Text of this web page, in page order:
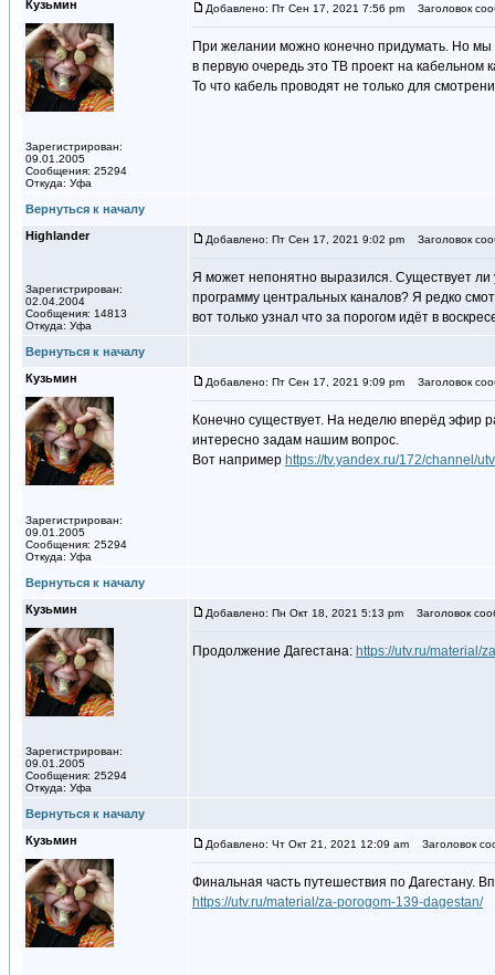
Кузьмин
Зарегистрирован:
09.01.2005
Сообщения: 25294
Откуда: Уфа
Добавлено: Пт Сен 17, 2021 7:56 pm Заголовок
При желании можно конечно придумать. Но мы
в первую очередь это ТВ проект на кабельном
То что кабель проводят не только для
Вернуться к началу
Highlander
Зарегистрирован:
02.04.2004
Сообщения: 14813
Откуда: Уфа
Добавлено: Пт Сен 17, 2021 9:02 pm Заголовок
Я может непонятно выразился. Существует ли
программу центральных каналов? Я редко
вот только узнал что за порогом идёт в
Вернуться к началу
Кузьмин
Зарегистрирован:
09.01.2005
Сообщения: 25294
Откуда: Уфа
Добавлено: Пт Сен 17, 2021 9:09 pm Заголовок
Конечно существует. На неделю вперёд эфир
интересно задам нашим вопрос.
Вот например https://tv.yandex.ru/172/channel/
Вернуться к началу
Кузьмин
Зарегистрирован:
09.01.2005
Сообщения: 25294
Откуда: Уфа
Добавлено: Пн Окт 18, 2021 5:13 pm Заголовок
Продолжение Дагестана: https://utv.ru/material/
Вернуться к началу
Кузьмин
Добавлено: Чт Окт 21, 2021 12:09 am Заголовок
Финальная часть путешествия по Дагестану.
https://utv.ru/material/za-porogom-139-dagestan/